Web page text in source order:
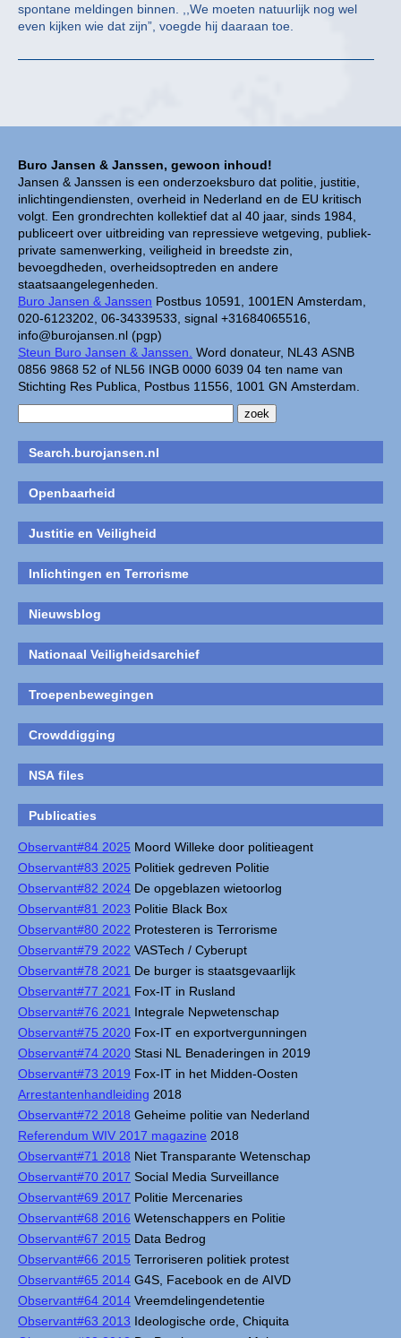
Buro Jansen & Janssen, gewoon inhoud!
Jansen & Janssen is een onderzoeksburo dat politie, justitie,
inlichtingendiensten, overheid in Nederland en de EU kritisch
volgt. Een grondrechten kollektief dat al 40 jaar, sinds 1984,
publiceert over uitbreiding van repressieve wetgeving, publiek-
private samenwerking, veiligheid in breedste zin,
bevoegdheden, overheidsoptreden en andere
staatsaangelegenheden.
Buro Jansen & Janssen Postbus 10591, 1001EN Amsterdam,
020-6123202, 06-34339533, signal +31684065516,
info@burojansen.nl (pgp)
Steun Buro Jansen & Janssen. Word donateur, NL43 ASNB
0856 9868 52 of NL56 INGB 0000 6039 04 ten name van
Stichting Res Publica, Postbus 11556, 1001 GN Amsterdam.
Search.burojansen.nl
Openbaarheid
Justitie en Veiligheid
Inlichtingen en Terrorisme
Nieuwsblog
Nationaal Veiligheidsarchief
Troepenbewegingen
Crowddigging
NSA files
Publicaties
Observant#84 2025 Moord Willeke door politieagent
Observant#83 2025 Politiek gedreven Politie
Observant#82 2024 De opgeblazen wietoorlog
Observant#81 2023 Politie Black Box
Observant#80 2022 Protesteren is Terrorisme
Observant#79 2022 VASTech / Cyberupt
Observant#78 2021 De burger is staatsgevaarlijk
Observant#77 2021 Fox-IT in Rusland
Observant#76 2021 Integrale Nepwetenschap
Observant#75 2020 Fox-IT en exportvergunningen
Observant#74 2020 Stasi NL Benaderingen in 2019
Observant#73 2019 Fox-IT in het Midden-Oosten
Arrestantenhandleiding 2018
Observant#72 2018 Geheime politie van Nederland
Referendum WIV 2017 magazine 2018
Observant#71 2018 Niet Transparante Wetenschap
Observant#70 2017 Social Media Surveillance
Observant#69 2017 Politie Mercenaries
Observant#68 2016 Wetenschappers en Politie
Observant#67 2015 Data Bedrog
Observant#66 2015 Terroriseren politiek protest
Observant#65 2014 G4S, Facebook en de AIVD
Observant#64 2014 Vreemdelingendetentie
Observant#63 2013 Ideologische orde, Chiquita
spontane meldingen binnen. ,,We moeten natuurlijk nog wel
even kijken wie dat zijn”, voegde hij daaraan toe.